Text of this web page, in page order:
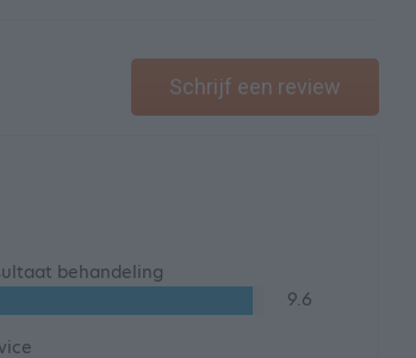
Schrijf een review
behandeling
9.6